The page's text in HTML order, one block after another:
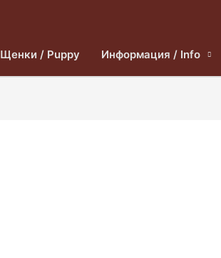
Щенки / Puppy Информация / Info